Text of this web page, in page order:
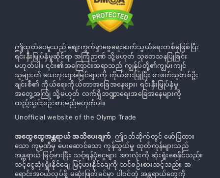
ဤထုတ်ဝေမှုသည် စျေးကွက်ရှာဖွေရေးဆက်သွယ်ရေးတစ်ခုဖြစ်ပြီး
ရင်းနှီးမြှုပ်နှံမှုဆိုင်ရာ အကြံဉာဏ် သို့မဟုတ် သုတေသနပြုခြင်း
မဟုတ်ပါ။ ၎င်း၏အကြောင်းအရာသည် ကျွန်ုပ်တို့၏ကျွမ်းကျင်
သူများ၏ ယေဘုယျအမြင်များကို ကိုယ်စားပြုပြီး စာဖတ်သူတစ်ဦး
ချင်းစီ၏ ကိုယ်ရေးကိုယ်တာအခြေအနေများ၊ ရင်းနှီးမြှုပ်နှံမှု
အတွေ့အကြုံ သို့မဟုတ် လက်ရှိဘဏ္ဍာရေးအခြေအနေများကို
ထည့်သွင်းစဉ်းစားမည်မဟုတ်ပါ။
Unofficial website of the Olymp Trade
အထွေထွေအန္တရာယ် အသိပေးချက်: ဤဝဘ်ဆိုက်တွင် ဖော်ပြထား
သော ကုမ္ပဏီမှ ပေးဆောင်သော ကုန်သွယ်မှု ထုတ်ကုန်များသည်
အန္တရာယ် မြင့်မားပြီး သင့်ရန်ပုံငွေများ အားလုံးကို ဆုံးရှုံးစေနိုင်သည်။
သင့်ငွေဆုံးရှုံးနိုင်ချေ မြင့်မားနိုင်ချေကို သင်စဉ်းစားသင့်သည်။ အ
ရောင်းအ၀ယ်လုပ်ဖို့ မဆုံးဖြတ်ခင်မှာ ပါဝင်တဲ့ အန္တရာယ်တွေကို